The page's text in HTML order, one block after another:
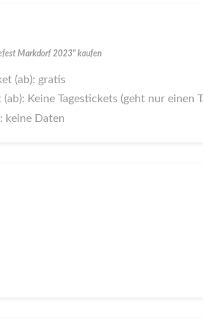
Markdorf 2023" kaufen
(ab): gratis
(ab): Keine Tagestickets (geht nur einen
keine Daten